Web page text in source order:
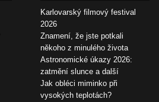
Karlovarský filmový festival
2026
Znamení, že jste potkali
někoho z minulého života
Astronomické úkazy 2026:
zatmění slunce a další
Jak obléci miminko při
vysokých teplotách?